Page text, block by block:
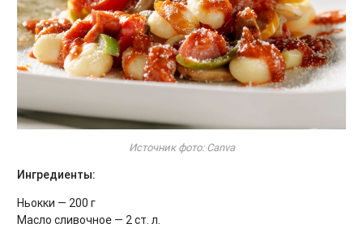
Источник фото: Canva
Ингредиенты:
Ньокки — 200 г
Масло сливочное — 2 ст. л.